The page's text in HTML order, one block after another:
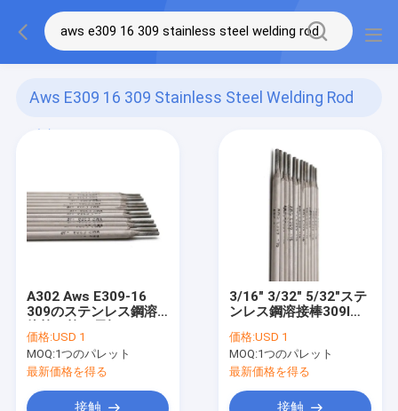
Aws E309 16 309 Stainless Steel Welding Rod
A302 Aws E309-16
309のステンレス鋼溶
価格:USD 1
MOQ:1つのパレット
最新価格を得る
3/16" 3/32" 5/32"ステ
ンレス鋼溶接棒309l
価格:USD 1
MOQ:1つのパレット
最新価格を得る